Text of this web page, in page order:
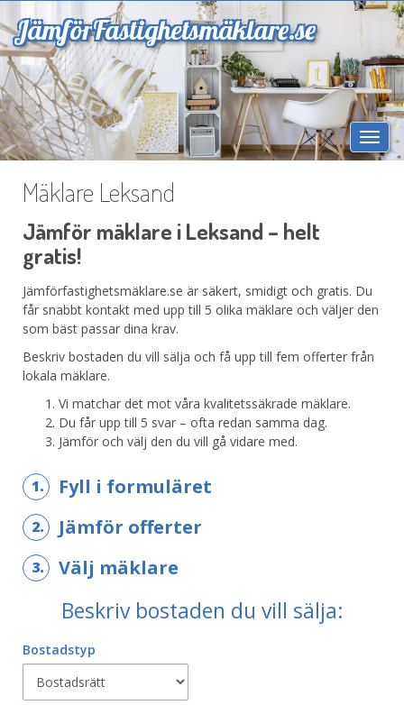
JämförFastighetsmäklare.se
Mäklare Leksand
Jämför mäklare i Leksand – helt
gratis!
Jämförfastighetsmäklare.se är säkert, smidigt och gratis. Du
får snabbt kontakt med upp till 5 olika mäklare och väljer den
som bäst passar dina krav.
Beskriv bostaden du vill sälja och få upp till fem offerter från
lokala mäklare.
Vi matchar det mot våra kvalitetssäkrade mäklare.
Du får upp till 5 svar – ofta redan samma dag.
Jämför och välj den du vill gå vidare med.
1. Fyll i formuläret
2. Jämför offerter
3. Välj mäklare
Beskriv bostaden du vill sälja:
Bostadstyp